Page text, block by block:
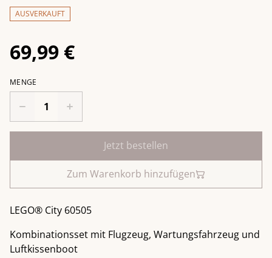
AUSVERKAUFT
69,99 €
MENGE
Jetzt bestellen
Zum Warenkorb hinzufügen
LEGO® City 60505
Kombinationsset mit Flugzeug, Wartungsfahrzeug und
Luftkissenboot